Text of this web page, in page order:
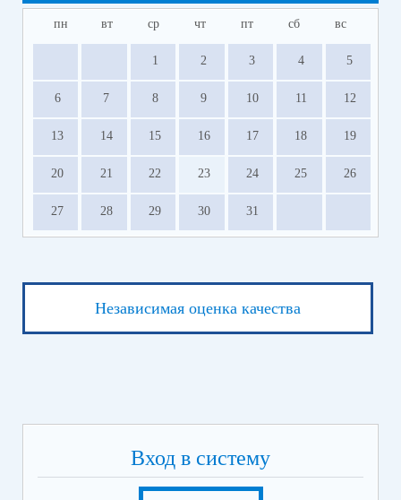
пн вт ср чт пт сб вс
1 2 3 4 5
6 7 8 9 10 11 12
13 14 15 16 17 18 19
20 21 22 23 24 25 26
27 28 29 30 31
Независимая оценка качества
Вход в систему